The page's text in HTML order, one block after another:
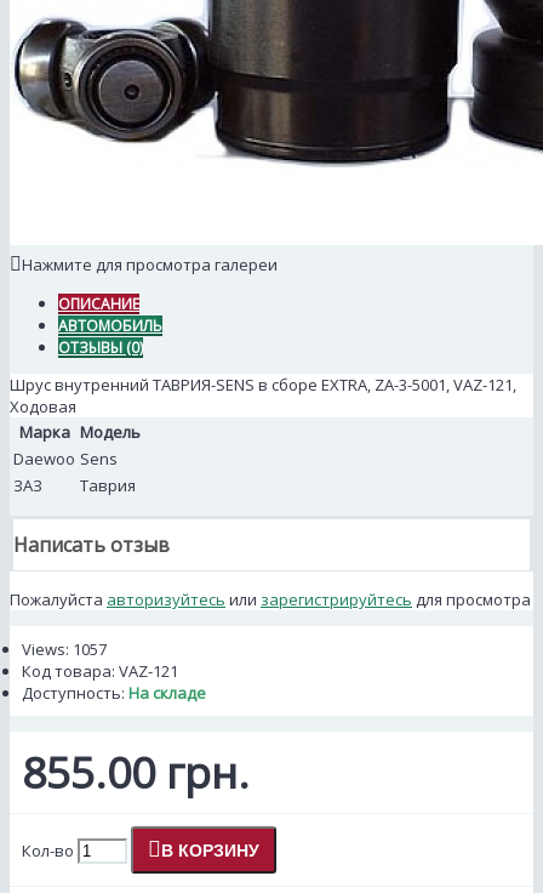
Нажмите для просмотра галереи
ОПИСАНИЕ
АВТОМОБИЛЬ
ОТЗЫВЫ (0)
Шрус внутренний ТАВРИЯ-SENS в сборе EXTRA, ZA-3-5001, VAZ-121,
Ходовая
Марка Модель
Daewoo Sens
ЗАЗ
Таврия
Написать отзыв
Пожалуйста авторизуйтесь или зарегистрируйтесь для просмотра
Views: 1057
Код товара: VAZ-121
Доступность: На складе
855.00 грн.
Кол-во В КОРЗИНУ